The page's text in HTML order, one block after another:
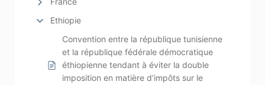
Ethiopie
Convention entre la république tunisienne
et la république fédérale démocratique
éthiopienne tendant à éviter la double
imposition en matière d’impôts sur le